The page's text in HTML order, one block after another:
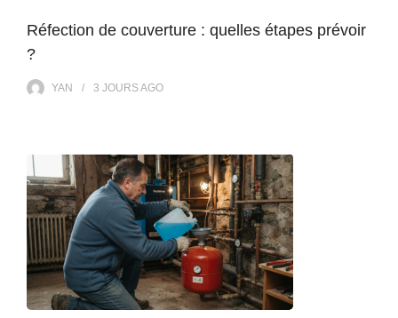
Réfection de couverture : quelles étapes prévoir
?
YAN 3 JOURSAGO